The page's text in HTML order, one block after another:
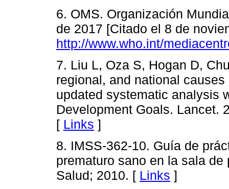
6. OMS. Organización
de 2017 [Citado el 8 de
http://www.who.int/
7. Liu L, Oza S, Hogan D,
regional, and national
updated systematic analysis
Development Goals. Lancet.
[ Links ]
8. IMSS-362-10. Guía de
prematuro sano en la sala
Salud; 2010. [ Links ]